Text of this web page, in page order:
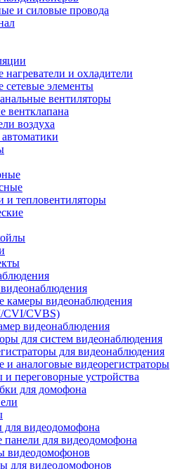
и силовые провода
нагреватели и охладители
сетевые элементы
вентиляторы
вентклапана
воздуха
и тепловентиляторы
камеры видеонаблюдения
CVBS)
видеонаблюдения
для систем видеонаблюдения
для видеонаблюдения
и аналоговые видеорегистраторы
переговорные устройства
для домофона
видеодомофона
для видеодомофона
видеодомофонов
для видеодомофонов